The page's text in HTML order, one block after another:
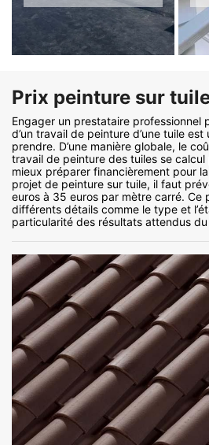
Prix peinture sur
Engager un prestataire professionnel
d’un travail de peinture d’une tuile
prendre. D’une manière globale, le
travail de peinture des tuiles se
mieux préparer financièrement pour
projet de peinture sur tuile, il faut
euros à 35 euros par mètre carré. Ce
différents détails comme le type et
particularité des résultats attendus